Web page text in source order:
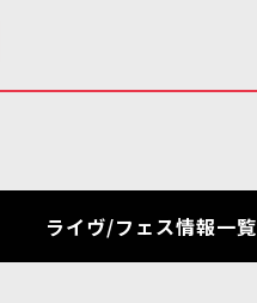
ライヴ/フェス情報一覧